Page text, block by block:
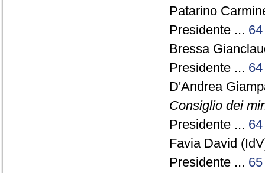
Patarino
Presidente ... 64
Bressa
Presidente ... 64
D'Andrea
Consiglio dei
Presidente ... 64
Favia David
Presidente ... 65